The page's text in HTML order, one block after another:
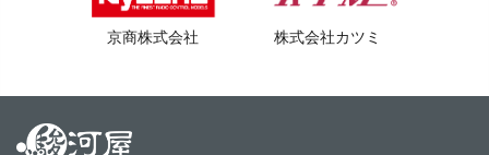
京商株式会社 株式会社カツミ